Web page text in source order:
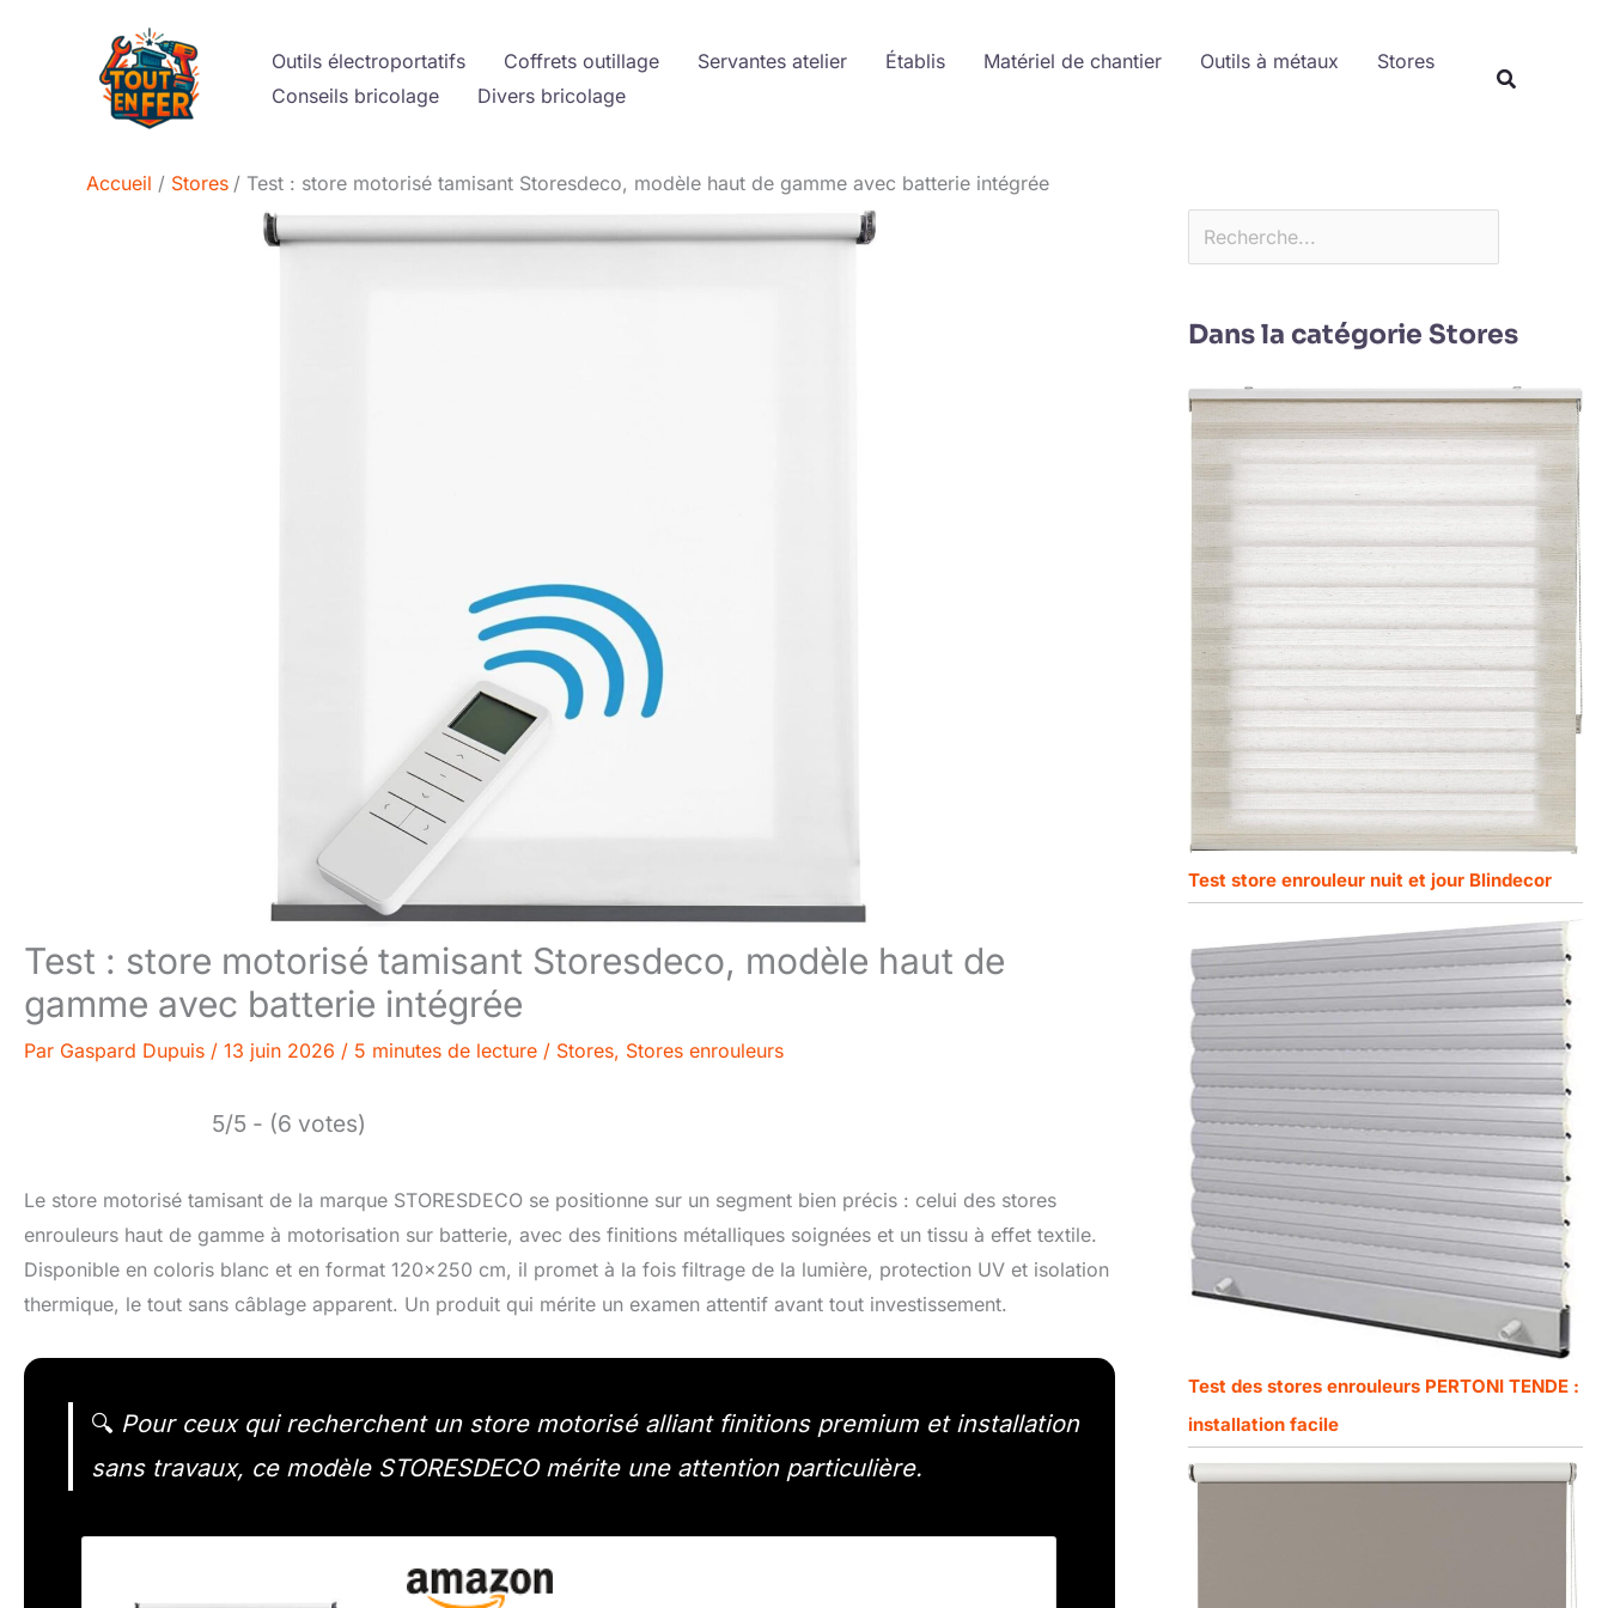
Outils électroportatifs Coffrets outillage Servantes atelier Établis Matériel de chantier Outils à métaux
Stores
Conseils bricolage
Divers bricolage
Accueil Stores Test : store motorisé tamisant Storesdeco, modèle haut de gamme avec batterie intégrée
Test : store motorisé tamisant Storesdeco, modèle haut de
gamme avec batterie intégrée
Par Gaspard Dupuis / 13 juin 2026 / 5 minutes de lecture / Stores, Stores enrouleurs
5/5 - (6 votes)
Le store motorisé tamisant de la marque STORESDECO se positionne sur un segment bien précis : celui des stores
enrouleurs haut de gamme à motorisation sur batterie, avec des finitions métalliques soignées et un tissu à effet textile.
Disponible en coloris blanc et en format 120×250 cm, il promet à la fois filtrage de la lumière, protection UV et isolation
thermique, le tout sans câblage apparent. Un produit qui mérite un examen attentif avant tout investissement.
🔍 Pour ceux qui recherchent un store motorisé alliant finitions premium et installation
sans travaux, ce modèle STORESDECO mérite une attention particulière.
Dans la catégorie Stores
Test store enrouleur nuit et jour Blindecor
Test des stores enrouleurs PERTONI TENDE :
installation facile